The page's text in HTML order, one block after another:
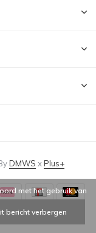
DMWS xPlus+
met het gebruik van
bericht verbergen